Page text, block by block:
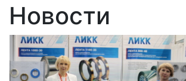
Услуги
Испытательный
центр
Новости